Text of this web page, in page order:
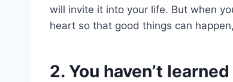
will invite it into your life. But when
heart so that good things can
2. You haven’t